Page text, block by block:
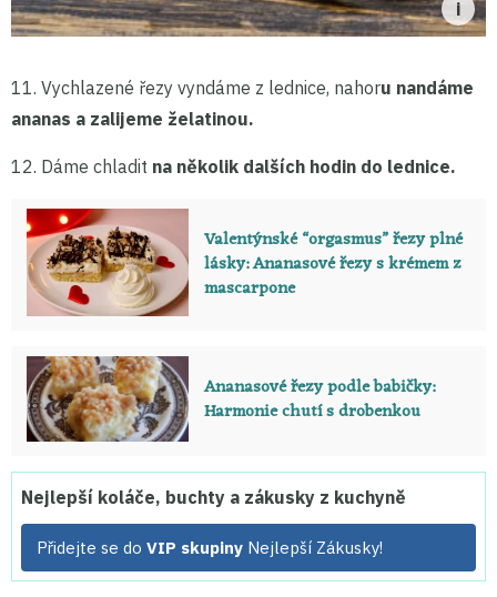
11. Vychlazené řezy vyndáme z lednice, nahoru nandáme
ananas a zalijeme želatinou.
12. Dáme chladit na několik dalších hodin do lednice.
Valentýnské “orgasmus” řezy plné
lásky: Ananasové řezy s krémem z
mascarpone
Ananasové řezy podle babičky:
Harmonie chutí s drobenkou
Nejlepší koláče, buchty a zákusky z kuchyně
Přidejte se do VIP skupiny Nejlepší Zákusky!